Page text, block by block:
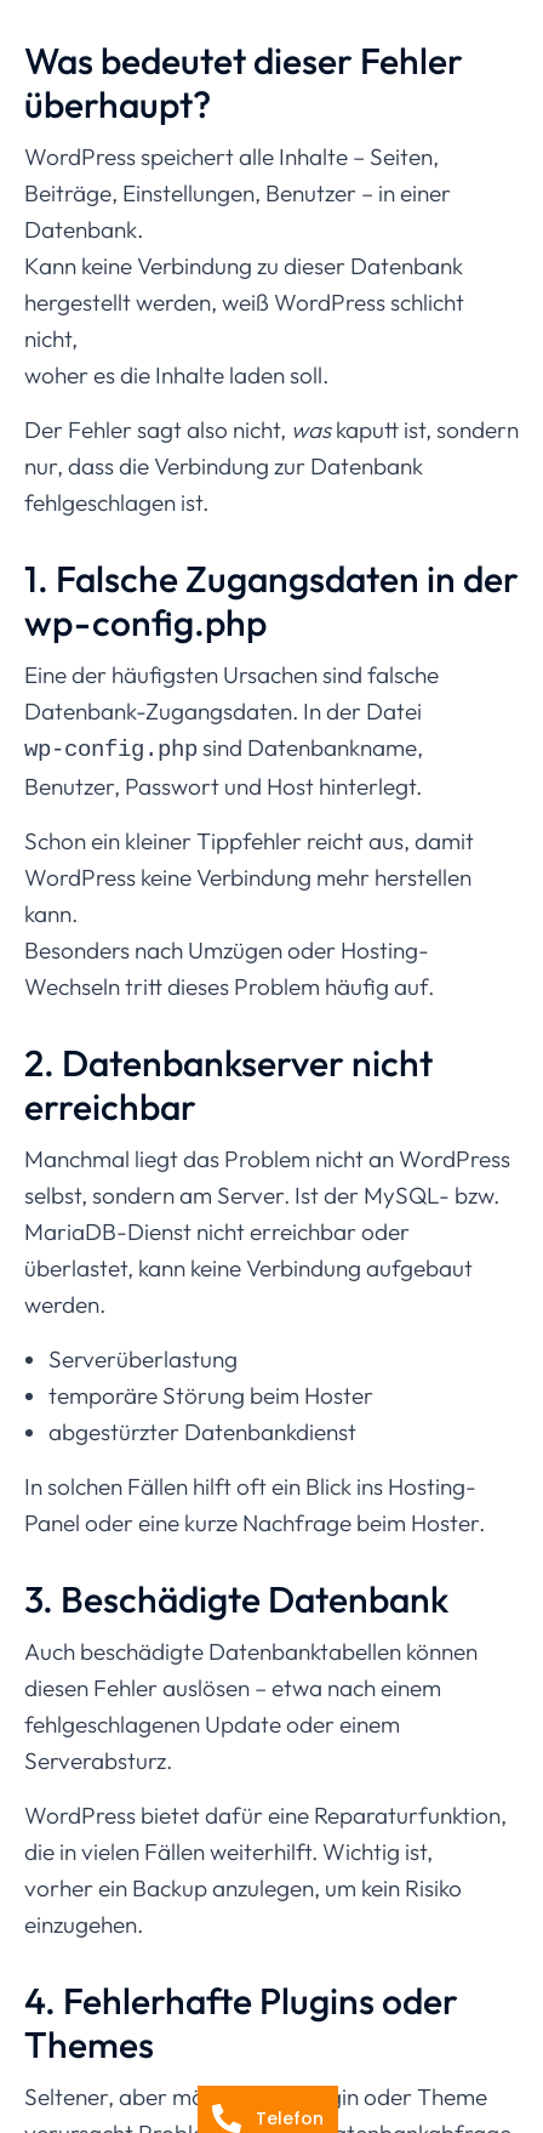
Was bedeutet dieser Fehler
überhaupt?
WordPress speichert alle Inhalte – Seiten,
Beiträge, Einstellungen, Benutzer – in einer
Datenbank.
Kann keine Verbindung zu dieser Datenbank
hergestellt werden, weiß WordPress schlicht
nicht,
woher es die Inhalte laden soll.
Der Fehler sagt also nicht, waskaputt ist, sondern
nur, dass die Verbindung zur Datenbank
fehlgeschlagen ist.
1. Falsche Zugangsdaten in der
wp-config.php
Eine der häufigsten Ursachen sind falsche
Datenbank-Zugangsdaten. In der Datei
wp-config.php sind Datenbankname,
Benutzer, Passwort und Host hinterlegt.
Schon ein kleiner Tippfehler reicht aus, damit
WordPress keine Verbindung mehr herstellen
kann.
Besonders nach Umzügen oder Hosting-
Wechseln tritt dieses Problem häufig auf.
2. Datenbankserver nicht
erreichbar
Manchmal liegt das Problem nicht an WordPress
selbst, sondern am Server. Ist der MySQL- bzw.
MariaDB-Dienst nicht erreichbar oder
überlastet, kann keine Verbindung aufgebaut
werden.
Serverüberlastung
temporäre Störung beim Hoster
abgestürzter Datenbankdienst
In solchen Fällen hilft oft ein Blick ins Hosting-
Panel oder eine kurze Nachfrage beim Hoster.
3. Beschädigte Datenbank
Auch beschädigte Datenbanktabellen können
diesen Fehler auslösen – etwa nach einem
fehlgeschlagenen Update oder einem
Serverabsturz.
WordPress bietet dafür eine Reparaturfunktion,
die in vielen Fällen weiterhilft. Wichtig ist,
vorher ein Backup anzulegen, um kein Risiko
einzugehen.
4. Fehlerhafte Plugins oder
Themes
Seltener, aber möglich: Ein Plugin oder Theme
Telefon